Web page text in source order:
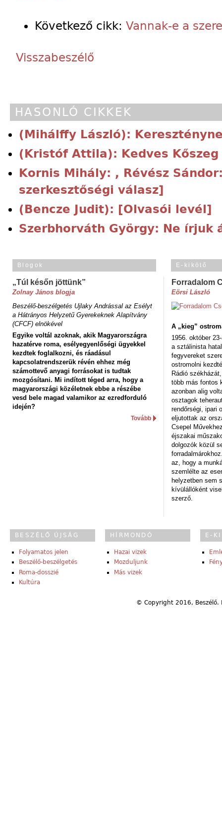
Következő cikk: Vannak-e a
Visszabeszélő
HASONLÓ CIKKEK
(Mihálffy László):
(Kristóf Attila): Kedves Kőszeg
Kornis Mihály: , Révész
szerkesztőségi válasz]
(Bencze Judit): [Olvasói levél]
Szerbhorváth György: Ne írjuk
Blogok
„Túl későn jöttünk”
Zolnay János blogja
Beszélő-beszélgetés Ujlaky Andrással az Esélyt
a Hátrányos Helyzetű Gyerekeknek Alapítvány
(CFCF) elnökével
Egyike voltál azoknak, akik Magyarországra
hazatérve roma, esélyegyenlőségi ügyekkel
kezdtek foglalkozni, és ráadásul
kapcsolatrendszerük révén ehhez még
számottevő anyagi forrásokat is tudtak
mozgósítani. Mi indított téged arra, hogy a
magyarországi közéletnek ebbe a részébe
vesd bele magad valamikor az ezredforduló
idején?
Tovább
E-kikötő
Forradalom
Eörsi László
A „kieg”
1956. október
a sztálinista
fegyvereket
ostromolni
Rádió
több más fontos
azonban alig
osztagok
rendőrségi, ipari
eljutottak az
Csepel
éjszakai
dolgozók közül
az, hogy a
szemlélte az
helyzetben sem
kívülállóként
szerző.
BESZÉLŐ ÚJSÁG
Folyamatos jelen
Beszélő-beszélgetés
Roma-dosszié
Kultúra
HÍRMONDÓ
Hazai vizek
Mozduljunk
Más vizek
E-
© Copyright 2016,